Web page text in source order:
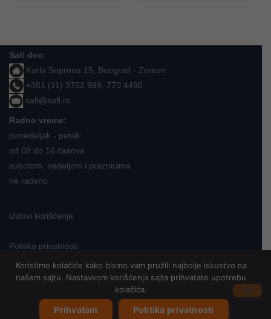
Safi doo
Karla Soprona 15, Beograd - Zemun
+381 (11) 3752 999, 770 4490
safi@safi.rs
Radno vreme:
ponedeljak - petak:
od 08 do 16 časova
subotom, nedeljom i praznicima
ne radimo
Uslovi korišćenja
Politika privatnosti
Neve
| Pokreće
WordPress
Koristimo kolačiće kako bismo vam pružili najbolje iskustvo na
našem sajtu. Nastavkom korišćenja sajta prihvatate upotrebu
kolačića.
Prihvatam Politika privatnosti